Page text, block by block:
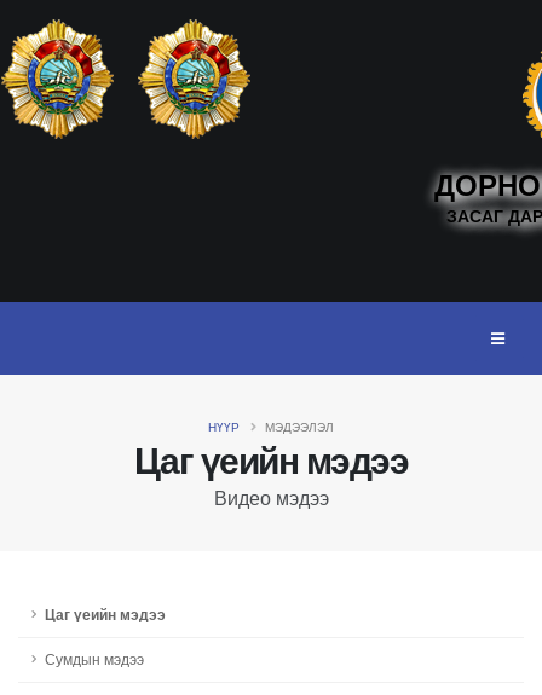
ЗАСАГ
Цаг үеийн мэдээ
Видео мэдээ
НҮҮР МЭДЭЭЛЭЛ
Цаг үеийн мэдээ
Сумдын мэдээ